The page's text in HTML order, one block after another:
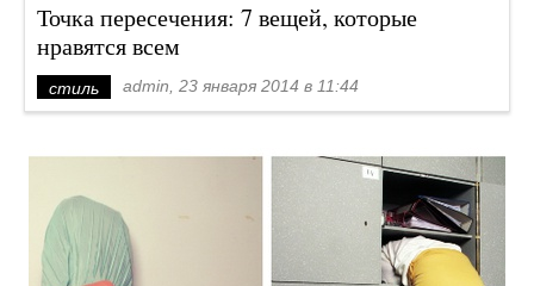
Точка пересечения: 7 вещей, которые
нравятся всем
стиль admin, 23 января 2014 в 11:44